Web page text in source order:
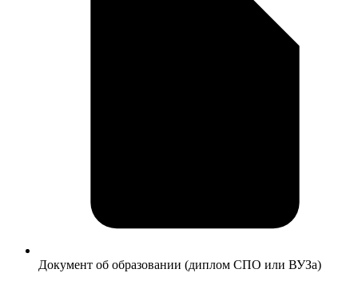
Документ об образовании (диплом СПО или ВУЗа)